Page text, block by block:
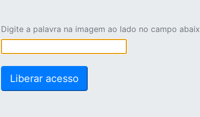
Digite a palavra na imagem ao lado no campo